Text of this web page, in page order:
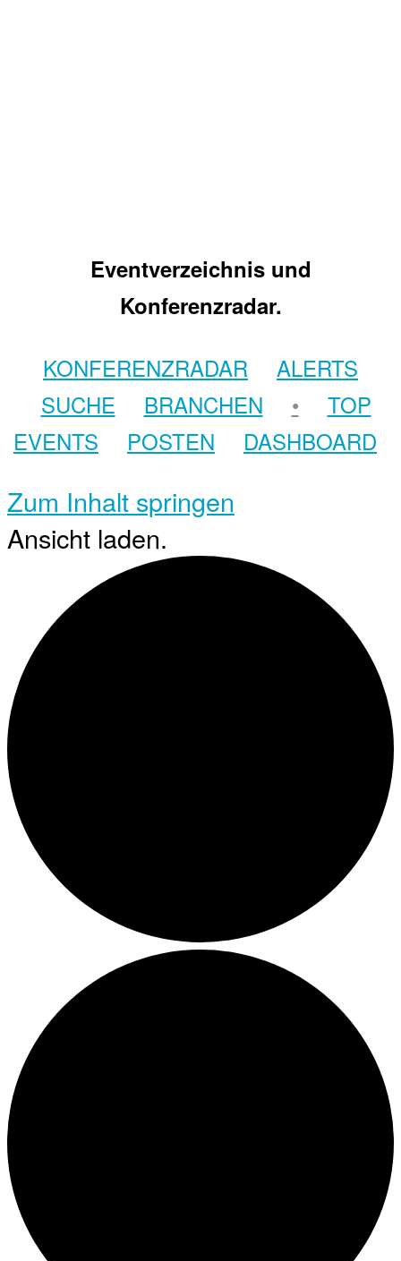
Eventverzeichnis und
Konferenzradar.
KONFERENZRADAR
ALERTS
SUCHE
BRANCHEN •
TOP
EVENTS
POSTEN DASHBOARD
Zum Inhalt springen
Ansicht laden.